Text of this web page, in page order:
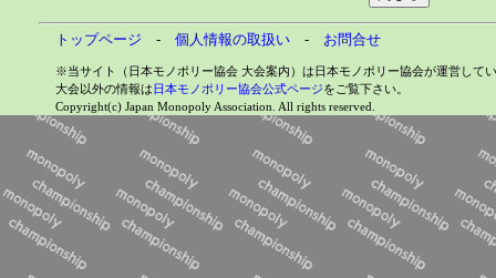
トップページ - 個人情報の取扱い - お問合せ
※当サイト（日本モノポリー協会 大会案内）は日本モノポリー協会が運営して
大会以外の情報は日本モノポリー協会公式ページをご覧下さい。
Copyright(c) Japan Monopoly Association. All rights reserved.